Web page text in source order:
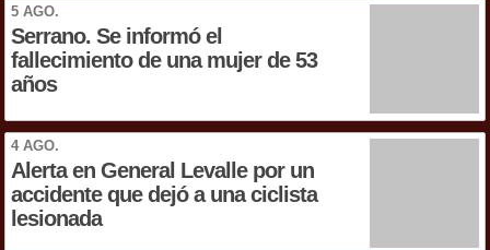
5 AGO.
Serrano. Se informó el
fallecimiento de una mujer de 53
años
4 AGO.
Alerta en General Levalle por un
accidente que dejó a una ciclista
lesionada